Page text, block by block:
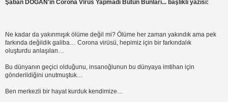
Şaban DOĞAN'ın Corona Virüs Yapmadı Bütün Bunları... başlıklı yazısı:
Ne kadar da yakınmışık ölüme değil mi? Ölüme her zaman yakındık ama pek
farkında değildik galiba… Corona virüsü, hepimiz için bir farkındalık
oluşturdu anlaşılan…
Bu dünyanın geçici olduğunu, insanoğlunun bu dünyaya imtihan için
gönderildiğini unutmuştuk…
Ben merkezli bir hayat kurduk kendimize…